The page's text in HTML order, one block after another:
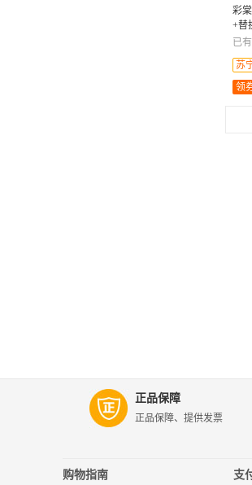
彩
+替
肤
已有
苏
领
正品保障
正品保障、提供发票
购物指南 支